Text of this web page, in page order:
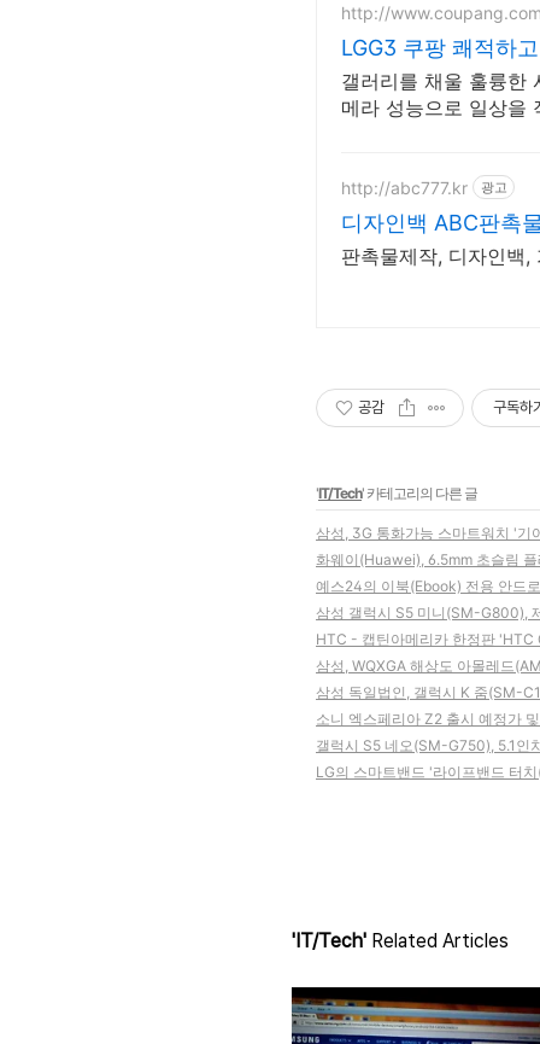
http://www.coupang.com
LGG3 쿠팡 쾌적하
갤러리를 채울 훌륭한
메라 성능으로 일상을
http://abc777.kr 광고
디자인백 ABC판촉
판촉물제작, 디자인백
공감 구독하기
'IT/Tech' 카테고리의 다른 글
삼성, 3G 통화가능 스마트워치 '
화웨이(Huawei), 6.5mm 초슬림
예스24의 이북(Ebook) 전용 안드
삼성 갤럭시 S5 미니(SM-G800),
HTC - 캡틴아메리카 한정판 'HTC
삼성, WQXGA 해상도 아몰레드
삼성 독일법인, 갤럭시 K 줌(SM-
소니 엑스페리아 Z2 출시 예정가
갤럭시 S5 네오(SM-G750), 5.1인
LG의 스마트밴드 '라이프밴드 터
'IT/Tech' Related Articles